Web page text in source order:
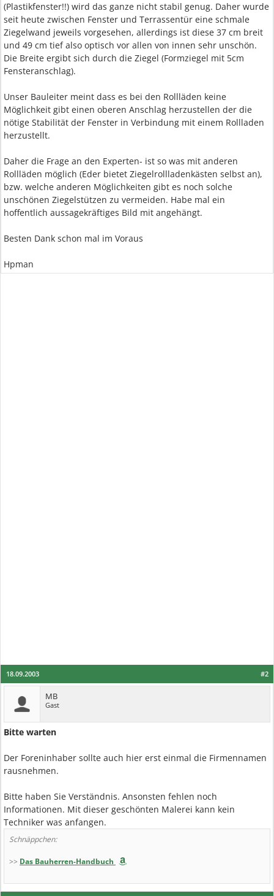
(Plastikfenster!!) wird das ganze nicht stabil genug. Daher wurde
seit heute zwischen Fenster und Terrassentür eine schmale
Ziegelwand jeweils vorgesehen, allerdings ist diese 37 cm breit
und 49 cm tief also optisch vor allen von innen sehr unschön.
Die Breite ergibt sich durch die Ziegel (Formziegel mit 5cm
Fensteranschlag).
Unser Bauleiter meint dass es bei den Rollläden keine
Möglichkeit gibt einen oberen Anschlag herzustellen der die
nötige Stabilität der Fenster in Verbindung mit einem Rollladen
herzustellt.
Daher die Frage an den Experten- ist so was mit anderen
Rollläden möglich (Eder bietet Ziegelrollladenkästen selbst an),
bzw. welche anderen Möglichkeiten gibt es noch solche
unschönen Ziegelstützen zu vermeiden. Habe mal ein
hoffentlich aussagekräftiges Bild mit angehängt.
Besten Dank schon mal im Voraus
Hpman
#2
18.09.2003
MB
Gast
Bitte warten
Der Foreninhaber sollte auch hier erst einmal die Firmennamen
rausnehmen.
Bitte haben Sie Verständnis. Ansonsten fehlen noch
Informationen. Mit dieser geschönten Malerei kann kein
Techniker was anfangen.
Schnäppchen:
>> Das Bauherren-Handbuch